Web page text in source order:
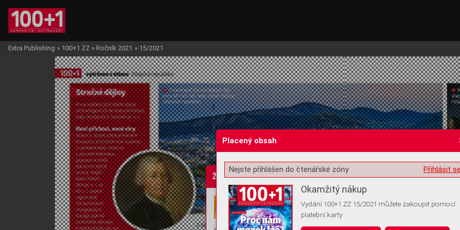
Žádost o souhlas s ukládáním volitelných informací
Extra Publishing » 100+1 ZZ » Ročník 2021 » 15/2021
Placený obsah
Přihlásit
Nejste přihlášen do čtenářské zóny
Okamžitý nákup
Vydání 100+1 ZZ 15/2021 můžete zakoupit pomocí
platební karty